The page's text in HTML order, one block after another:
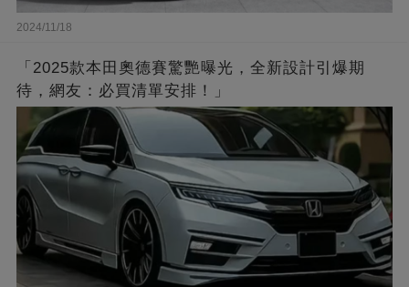
2024/11/18
「2025款本田奧德賽驚艷曝光，全新設計引爆期
待，網友：必買清單安排！」